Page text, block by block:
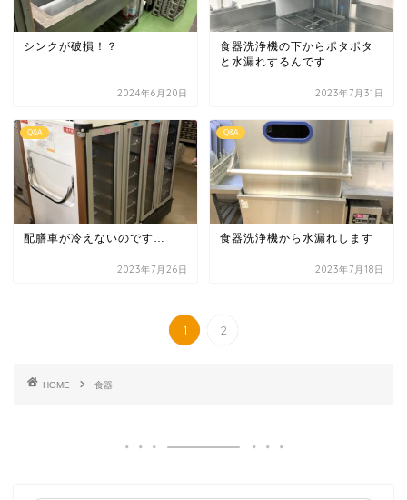
シンクが破損！？
2024年6月20日
食器洗浄機の下からポタポタ
と水漏れするんです…
2023年7月31日
Q&A
配膳車が冷えないのです…
2023年7月26日
Q&A
食器洗浄機から水漏れします
2023年7月18日
1 2
HOME 食器